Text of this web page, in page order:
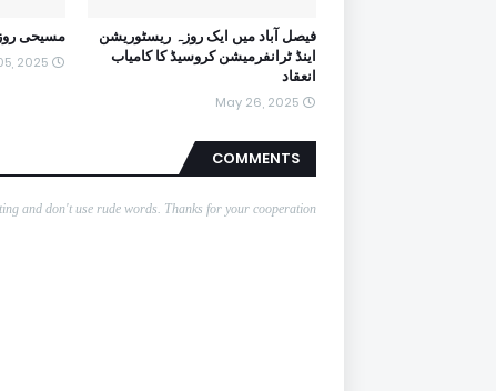
فیصل آباد میں ایک روزہ ریسٹوریشن
اینڈ ٹرانفرمیشن کروسیڈ کا کامیاب
انعقاد
May 26, 2025
مسیحی
2025
COMMENTS
and don't use rude words. Thanks for your cooperation